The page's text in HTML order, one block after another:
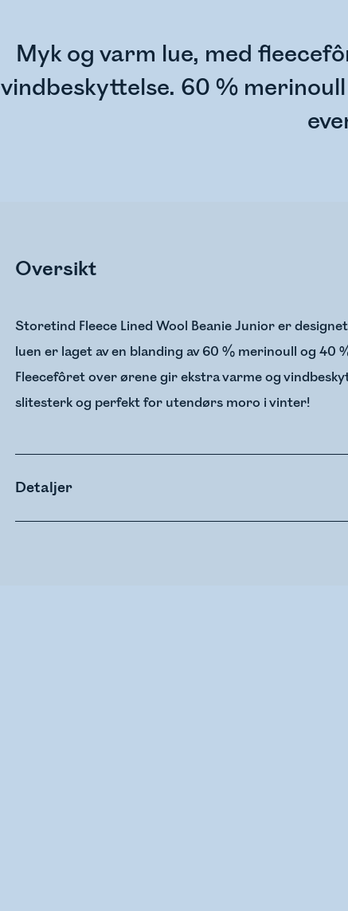
Myk og varm lue, med
vindbeskyttelse. 60 %
Oversikt
Storetind Fleece Lined Wool Beanie Junior er
luen er laget av en blanding av 60 % merinoull og
Fleecefôret over ørene gir ekstra varme og
slitesterk og perfekt for utendørs moro i vinter!
Detaljer